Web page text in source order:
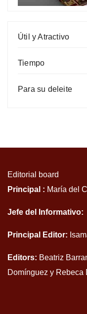
Útil y Atractivo
Tiempo
Para su deleite
Editorial board
Principal : María del
Jefe del Informativo:
Principal Editor:
Editors: Beatriz
Domínguez y Rebeca